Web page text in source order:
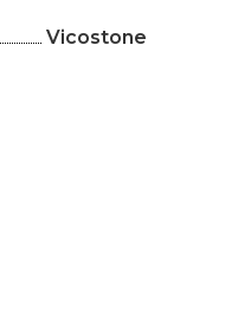
Vicostone